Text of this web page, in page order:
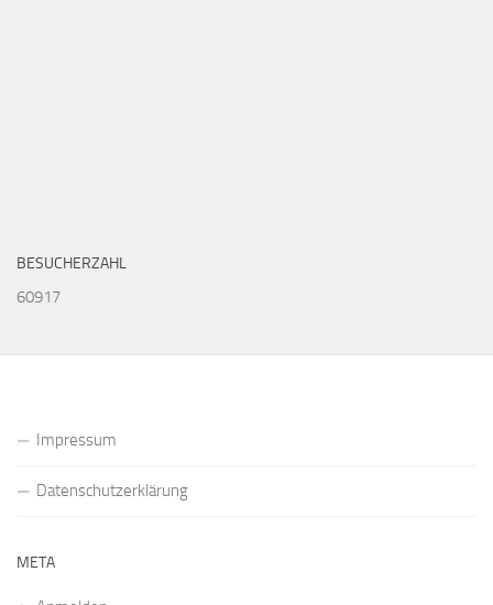
BESUCHERZAHL
60917
Impressum
Datenschutzerklärung
META